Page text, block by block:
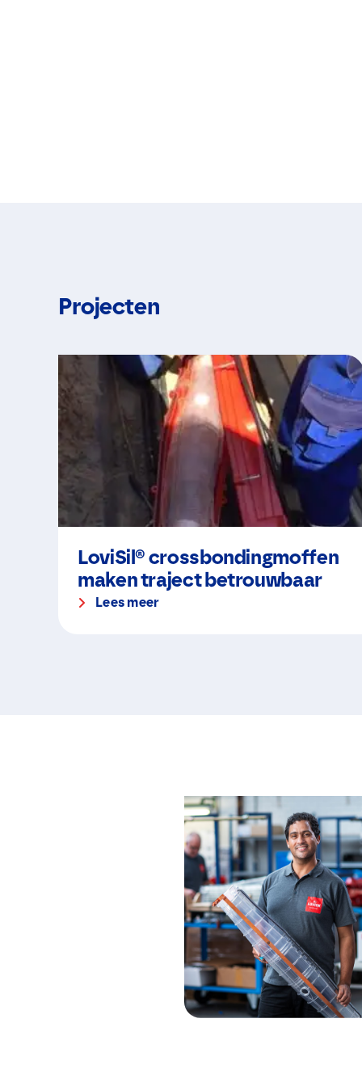
Projecten
LoviSil® crossbondingmoffen
maken traject betrouwbaar
Lees meer